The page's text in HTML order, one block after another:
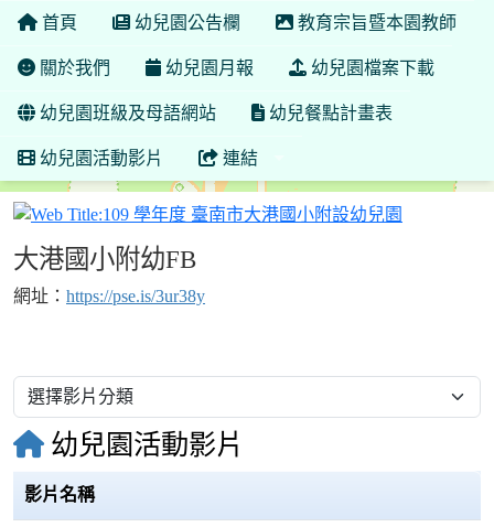
首頁 幼兒園公告欄 教育宗旨暨本園教師
關於我們 幼兒園月報 幼兒園檔案下載
幼兒園班級及母語網站 幼兒餐點計畫表
幼兒園活動影片 連結
大港國小附幼FB
網址： https://pse.is/3ur38y
幼兒園活動影片
影片名稱